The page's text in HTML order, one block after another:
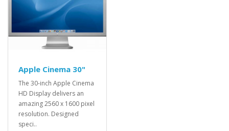
Apple Cinema 30"
The 30-inch Apple Cinema
HD Display delivers an
amazing 2560 x 1600 pixel
resolution. Designed
speci..